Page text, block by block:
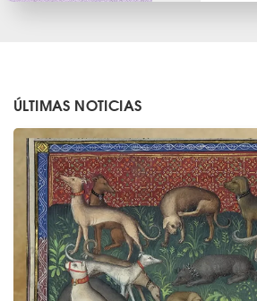
ÚLTIMAS NOTICIAS